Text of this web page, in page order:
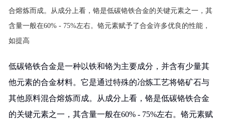
合熔炼而成。从成分上看，铬是低碳铬铁合金的关键元素之一，其
含量一般在60% - 75%左右。铬元素赋予了合金许多优良的性能，
如提高
低碳铬铁合金是一种以铁和铬为主要成分，并含有少量其
他元素的合金材料。它是通过特殊的冶炼工艺将铬矿石与
其他原料混合熔炼而成。从成分上看，铬是低碳铬铁合金
的关键元素之一，其含量一般在60% - 75%左右。铬元素赋